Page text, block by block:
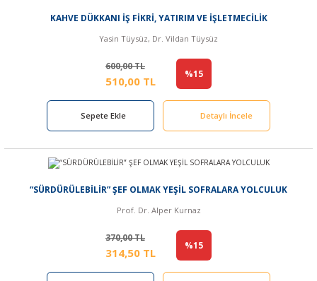
KAHVE DÜKKANI İŞ FİKRİ, YATIRIM VE İŞLETMECİLİK
Yasin Tüysüz, Dr. Vildan Tüysüz
600,00 TL
510,00 TL
%15
Sepete Ekle Detaylı İncele
“SÜRDÜRÜLEBİLİR” ŞEF OLMAK YEŞİL SOFRALARA YOLCULUK
Prof. Dr. Alper Kurnaz
370,00 TL
314,50 TL
%15